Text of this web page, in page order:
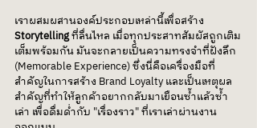
เราผสมผสานองค์ประกอบเหล่านี้เพื่อสร้าง
Storytelling ที่ลื่นไหล เมื่อทุกประสาทสัมผัสถูกเติม
เต็มพร้อมกัน มันจะกลายเป็นความทรงจำที่ฝังลึก
(Memorable Experience) ซึ่งนี่คือเครื่องมือที่
สำคัญในการสร้าง Brand Loyalty และเป็นเหตุผล
สำคัญที่ทำให้ลูกค้าอยากกลับมาเยือนซ้ำแล้วซ้ำ
เล่า เพื่อดื่มด่ำกับ "เรื่องราว" ที่เราเล่าผ่านงาน